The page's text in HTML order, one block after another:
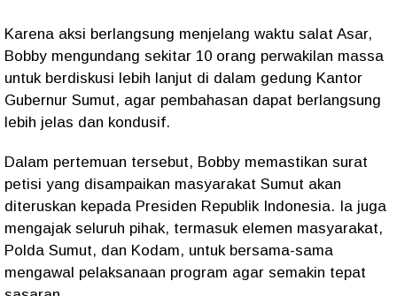
Karena aksi berlangsung menjelang waktu salat Asar,
Bobby mengundang sekitar 10 orang perwakilan massa
untuk berdiskusi lebih lanjut di dalam gedung Kantor
Gubernur Sumut, agar pembahasan dapat berlangsung
lebih jelas dan kondusif.
Dalam pertemuan tersebut, Bobby memastikan surat
petisi yang disampaikan masyarakat Sumut akan
diteruskan kepada Presiden Republik Indonesia. Ia juga
mengajak seluruh pihak, termasuk elemen masyarakat,
Polda Sumut, dan Kodam, untuk bersama-sama
mengawal pelaksanaan program agar semakin tepat